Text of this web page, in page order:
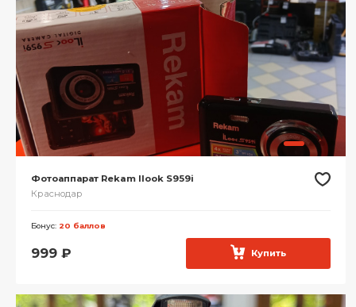
Фотоаппарат Rekam Ilook S959i
Краснодар
Бонус: 20 баллов
999 ₽ Купить